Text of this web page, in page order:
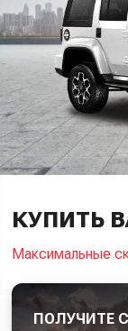
КУПИТЬ
Максимальные
ПОЛУЧИТЕ